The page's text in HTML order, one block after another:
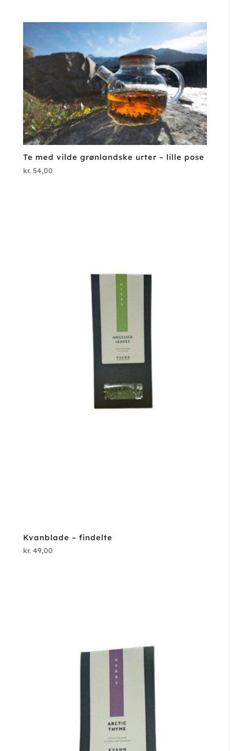
Te med vilde grønlandske urter – lille pose
kr.54,00
Kvanblade – findelte
kr.49,00